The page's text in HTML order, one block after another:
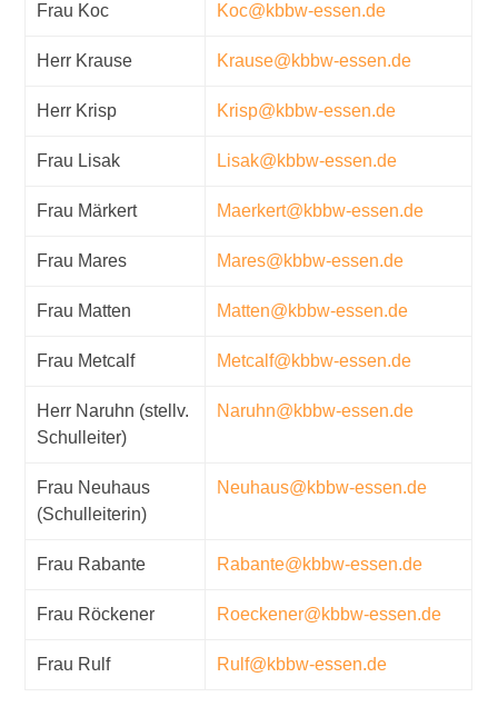
Frau Koc Koc@kbbw-essen.de
Herr Krause Krause@kbbw-essen.de
Herr Krisp Krisp@kbbw-essen.de
Frau Lisak Lisak@kbbw-essen.de
Frau Märkert Maerkert@kbbw-essen.de
Frau Mares Mares@kbbw-essen.de
Frau Matten Matten@kbbw-essen.de
Frau Metcalf Metcalf@kbbw-essen.de
Herr Naruhn (stellv.
Schulleiter)
Naruhn@kbbw-essen.de
Frau Neuhaus
(Schulleiterin)
Neuhaus@kbbw-essen.de
Frau Rabante Rabante@kbbw-essen.de
Frau Röckener Roeckener@kbbw-essen.de
Frau Rulf Rulf@kbbw-essen.de